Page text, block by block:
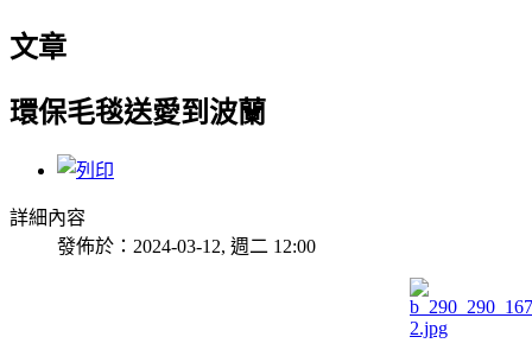
文章
環保毛毯送愛到波蘭
詳細內容
發佈於：2024-03-12, 週二 12:00